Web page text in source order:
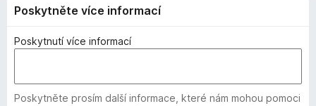
Poskytněte více informací
Poskytnutí více informací
Poskytněte prosím další informace, které nám mohou pomoci